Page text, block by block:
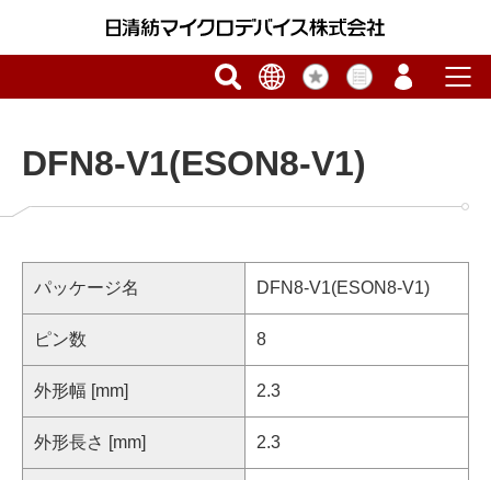
DFN8-V1(ESON8-V1)
パッケージ名 DFN8-V1(ESON8-V1)
ピン数 8
外形幅 [mm] 2.3
外形長さ [mm] 2.3